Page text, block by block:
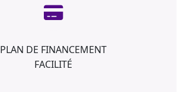
PLAN DE FINANCEMENT
FACILITÉ